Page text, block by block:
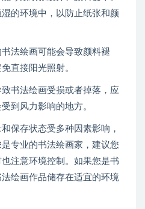
的环境中，以防止纸张和颜
法绘画可能会导致颜料褪
直接阳光照射。
书法绘画受损或者掉落，应
到风力影响的地方。
保存状态受多种因素影响，
专业的书法绘画家，建议您
注意环境控制。如果您是书
绘画作品储存在适宜的环境